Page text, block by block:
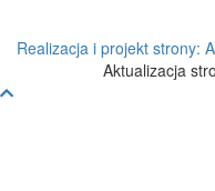
Realizacja i projekt strony:
Aktualizacja
Przewiń